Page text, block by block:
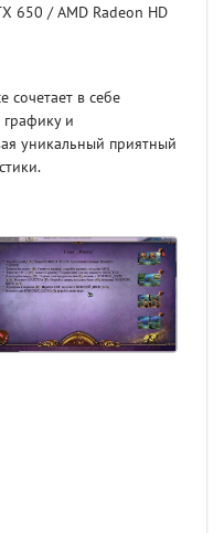
650 / AMD Radeon HD
сочетает в себе
и
уникальный приятный